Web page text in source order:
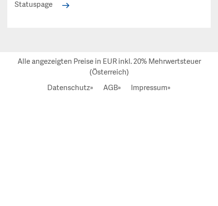
Statuspage
Alle angezeigten Preise in EUR inkl. 20% Mehrwertsteuer
(Österreich)
Datenschutz»
AGB» Impressum»